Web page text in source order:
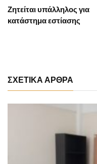
Ζητείται υπάλληλος για
κατάστημα εστίασης
ΣΧΕΤΙΚΑ ΑΡΘΡΑ